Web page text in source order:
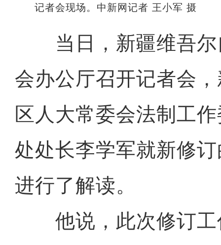
记者会现场。中新网记者 王小军 摄
当日，新疆维吾尔
会办公厅召开记者会
区人大常委会法制工
处处长李学军就新修
进行了解读。
他说，此次修订工